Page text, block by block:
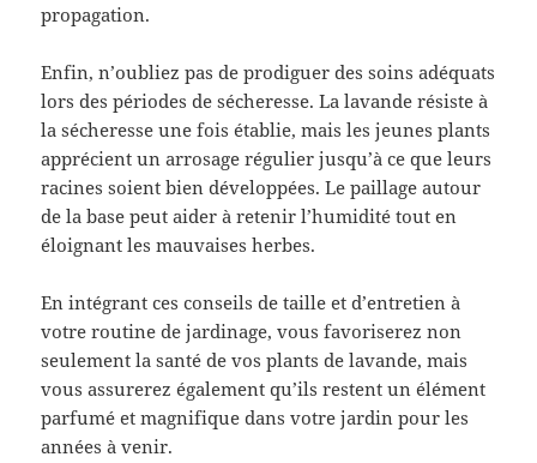
propagation.
Enfin, n’oubliez pas de prodiguer des soins adéquats
lors des périodes de sécheresse. La lavande résiste à
la sécheresse une fois établie, mais les jeunes plants
apprécient un arrosage régulier jusqu’à ce que leurs
racines soient bien développées. Le paillage autour
de la base peut aider à retenir l’humidité tout en
éloignant les mauvaises herbes.
En intégrant ces conseils de taille et d’entretien à
votre routine de jardinage, vous favoriserez non
seulement la santé de vos plants de lavande, mais
vous assurerez également qu’ils restent un élément
parfumé et magnifique dans votre jardin pour les
années à venir.